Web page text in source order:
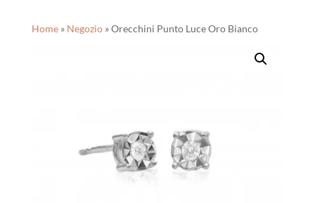
Home» Negozio»Orecchini Punto Luce Oro Bianco